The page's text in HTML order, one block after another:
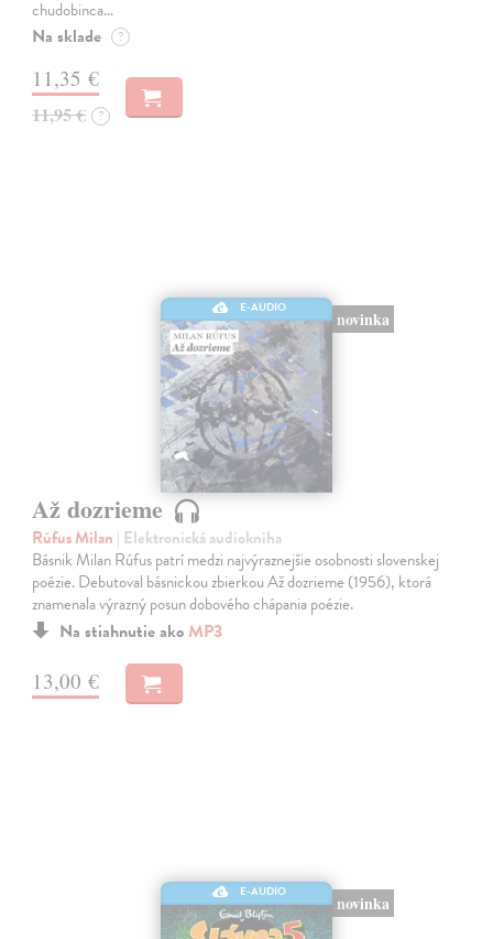
chudobinca…
Na sklade ?
11,35 €
11,95 € ?
E-AUDIO
novinka
Až dozrieme
Rúfus Milan | Elektronická audiokniha
Básnik Milan Rúfus patrí medzi najvýraznejšie osobnosti slovenskej
poézie. Debutoval básnickou zbierkou Až dozrieme (1956), ktorá
znamenala výrazný posun dobového chápania poézie.
Na stiahnutie ako MP3
13,00 €
E-AUDIO
novinka